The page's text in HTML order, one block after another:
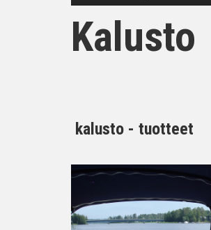
Kalusto
kalusto - tuotteet